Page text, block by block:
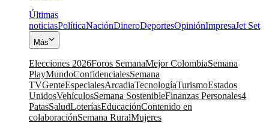
Últimas
noticiasPolíticaNaciónDineroDeportesOpiniónImpresaJet Set
Más
Elecciones 2026Foros SemanaMejor ColombiaSemana
PlayMundoConfidencialesSemana
TVGenteEspecialesArcadiaTecnologíaTurismoEstados
UnidosVehículosSemana SostenibleFinanzas Personales4
PatasSaludLoteríasEducaciónContenido en
colaboraciónSemana RuralMujeres